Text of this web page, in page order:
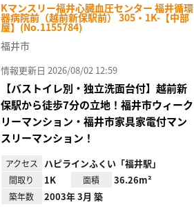
Kマンスリー福井心臓血圧センター 福井循環
器病院前（越前新保駅前） 305・1K-【中部
屋】(No.1155784)
福井市
情報更新日 2026/08/02 12:59
【バストイレ別・独立洗面台付】越前新
保駅から徒歩7分の立地！福井市ウィーク
リーマンション・福井市家具家電付マン
スリーマンション！
アクセス ハピラインふくい「福井駅」
間取り 1K 面積 36.26m²
築年数 2003年 3月 築